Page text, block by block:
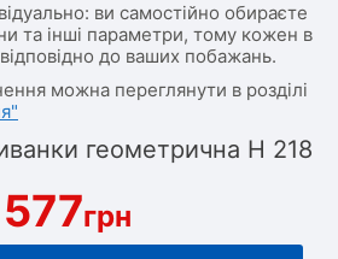
ви самостійно обираєте
та інші параметри, тому кожен в
до ваших побажань.
можна переглянути в розділі
геометрична Н 218
577грн